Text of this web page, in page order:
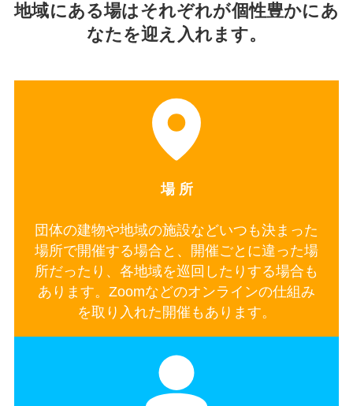
地域にある場はそれぞれが個性豊かにあ
なたを迎え入れます。
場 所
団体の建物や地域の施設などいつも決まった
場所で開催する場合と、開催ごとに違った場
所だったり、各地域を巡回したりする場合も
あります。Zoomなどのオンラインの仕組み
を取り入れた開催もあります。